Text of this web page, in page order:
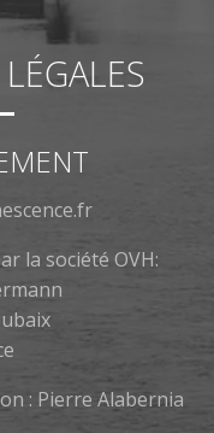
la société OVH:
: Pierre Alabernia